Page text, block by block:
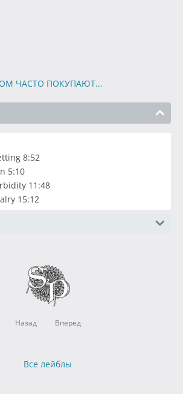
ЧАСТО ПОКУПАЮТ...
8:52
5:10
11:48
15:12
Назад Вперед
Все лейблы